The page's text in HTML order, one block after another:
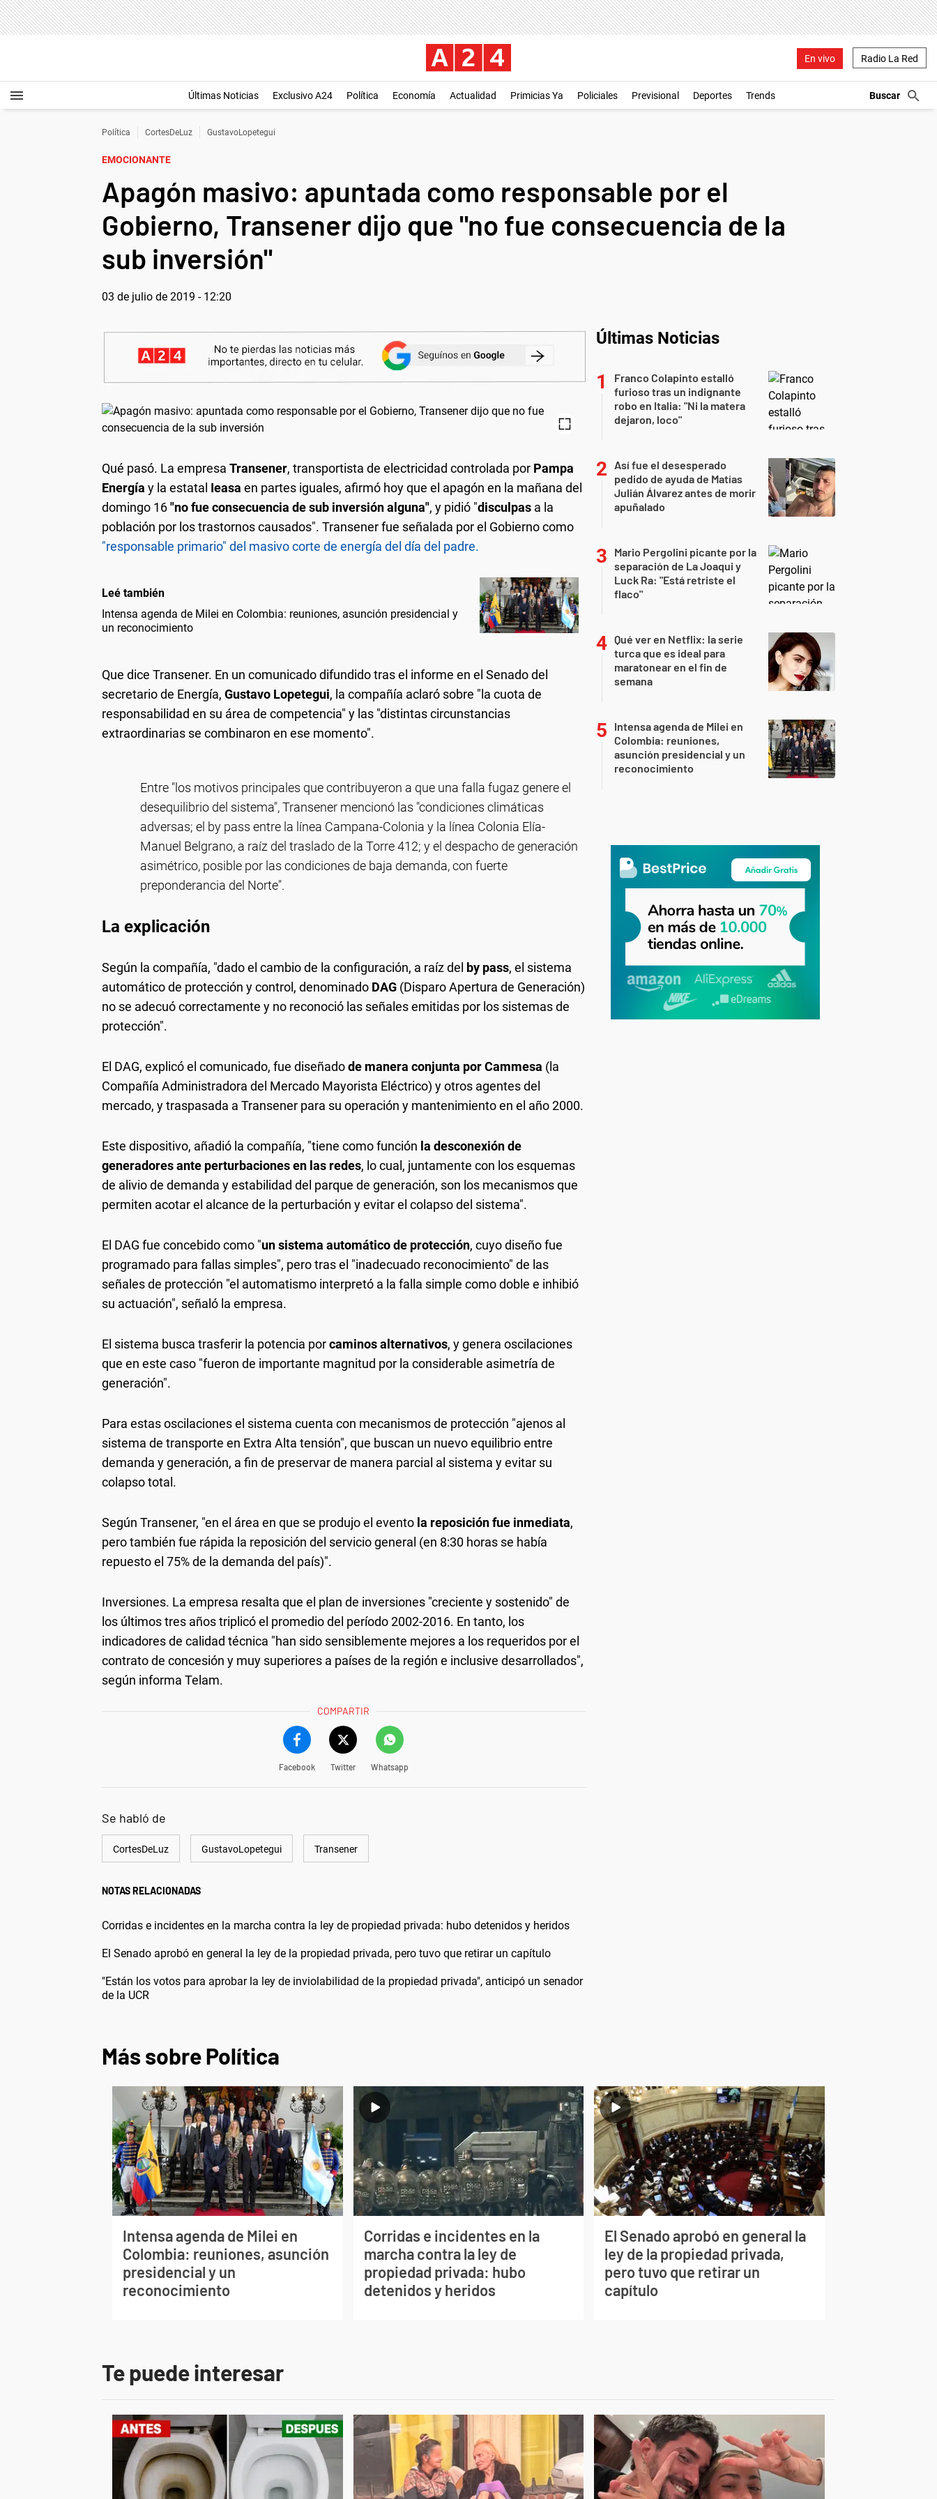
En vivo Radio La Red
Últimas Noticias Exclusivo A24 Política Economía Actualidad Primicias Ya Policiales Previsional Deportes Trends
Política CortesDeLuz GustavoLopetegui
EMOCIONANTE
Apagón masivo: apuntada como responsable por el
Gobierno, Transener dijo que "no fue consecuencia de la
sub inversión"
03 de julio de 2019 - 12:20
Qué pasó. La empresa Transener, transportista de electricidad controlada por Pampa
Energía y la estatal Ieasa en partes iguales, afirmó hoy que el apagón en la mañana del
domingo 16"no fue consecuencia de sub inversión alguna", y pidió "disculpas a la
población por los trastornos causados". Transener fue señalada por el Gobierno como
"responsable primario" del masivo corte de energía del día del padre.
Leé también
Intensa agenda de Milei en Colombia: reuniones, asunción presidencial y
un reconocimiento
Que dice Transener. En un comunicado difundido tras el informe en el Senado del
secretario de Energía, Gustavo Lopetegui, la compañía aclaró sobre "la cuota de
responsabilidad en su área de competencia" y las "distintas circunstancias
extraordinarias se combinaron en ese momento".
Entre "los motivos principales que contribuyeron a que una falla fugaz genere el
desequilibrio del sistema", Transener mencionó las "condiciones climáticas
adversas; el by pass entre la línea Campana-Colonia y la línea Colonia Elía-
Manuel Belgrano, a raíz del traslado de la Torre 412; y el despacho de generación
asimétrico, posible por las condiciones de baja demanda, con fuerte
preponderancia del Norte".
La explicación
Según la compañía, "dado el cambio de la configuración, a raíz del by pass, el sistema
automático de protección y control, denominado DAG (Disparo Apertura de Generación)
no se adecuó correctamente y no reconoció las señales emitidas por los sistemas de
protección".
El DAG, explicó el comunicado, fue diseñadode manera conjunta por Cammesa (la
Compañía Administradora del Mercado Mayorista Eléctrico) y otros agentes del
mercado, y traspasada a Transener para su operación y mantenimiento en el año 2000.
Este dispositivo, añadió la compañía, "tiene como función la desconexión de
generadores ante perturbaciones en las redes, lo cual, juntamente con los esquemas
de alivio de demanda y estabilidad del parque de generación, son los mecanismos que
permiten acotar el alcance de la perturbación y evitar el colapso del sistema".
El DAG fue concebido como "un sistema automático de protección, cuyo diseño fue
programado para fallas simples", pero tras el "inadecuado reconocimiento" de las
señales de protección "el automatismo interpretó a la falla simple como doble e inhibió
su actuación", señaló la empresa.
El sistema busca trasferir la potencia porcaminos alternativos, y genera oscilaciones
que en este caso "fueron de importante magnitud por la considerable asimetría de
generación".
Para estas oscilaciones el sistema cuenta con mecanismos de protección "ajenos al
sistema de transporte en Extra Alta tensión", que buscan un nuevo equilibrio entre
demanda y generación, a fin de preservar de manera parcial al sistema y evitar su
colapso total.
Según Transener, "en el área en que se produjo el evento la reposición fue inmediata,
pero también fue rápida la reposición del servicio general (en 8:30 horas se había
repuesto el 75% de la demanda del país)".
Inversiones. La empresa resalta que el plan de inversiones "creciente y sostenido" de
los últimos tres años triplicó el promedio del período 2002-2016. En tanto, los
indicadores de calidad técnica "han sido sensiblemente mejores a los requeridos por el
contrato de concesión y muy superiores a países de la región e inclusive desarrollados",
según informa Telam.
COMPARTIR
Facebook Twitter Whatsapp
Se habló de
CortesDeLuz GustavoLopetegui Transener
NOTAS RELACIONADAS
Corridas e incidentes en la marcha contra la ley de propiedad privada: hubo detenidos y heridos
El Senado aprobó en general la ley de la propiedad privada, pero tuvo que retirar un capítulo
"Están los votos para aprobar la ley de inviolabilidad de la propiedad privada", anticipó un senador
de la UCR
Últimas Noticias
Franco Colapinto estalló
furioso tras un indignante
robo en Italia: "Ni la matera
dejaron, loco"
Así fue el desesperado
pedido de ayuda de Matías
Julián Álvarez antes de morir
apuñalado
Mario Pergolini picante por la
separación de La Joaqui y
Luck Ra: "Está retriste el
flaco"
Qué ver en Netflix: la serie
turca que es ideal para
maratonear en el fin de
semana
Intensa agenda de Milei en
Colombia: reuniones,
asunción presidencial y un
reconocimiento
Más sobre Política
Intensa agenda de Milei en
Colombia: reuniones, asunción
presidencial y un
reconocimiento
Corridas e incidentes en la
marcha contra la ley de
propiedad privada: hubo
detenidos y heridos
El Senado aprobó en general la
ley de la propiedad privada,
pero tuvo que retirar un
capítulo
Te puede interesar